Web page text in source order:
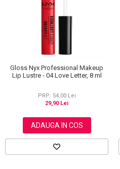
Gloss Nyx Professional Makeup
Lip Lustre - 04 Love Letter, 8 ml
PRP: 54,00 Lei
29,90 Lei
ADAUGA IN COS